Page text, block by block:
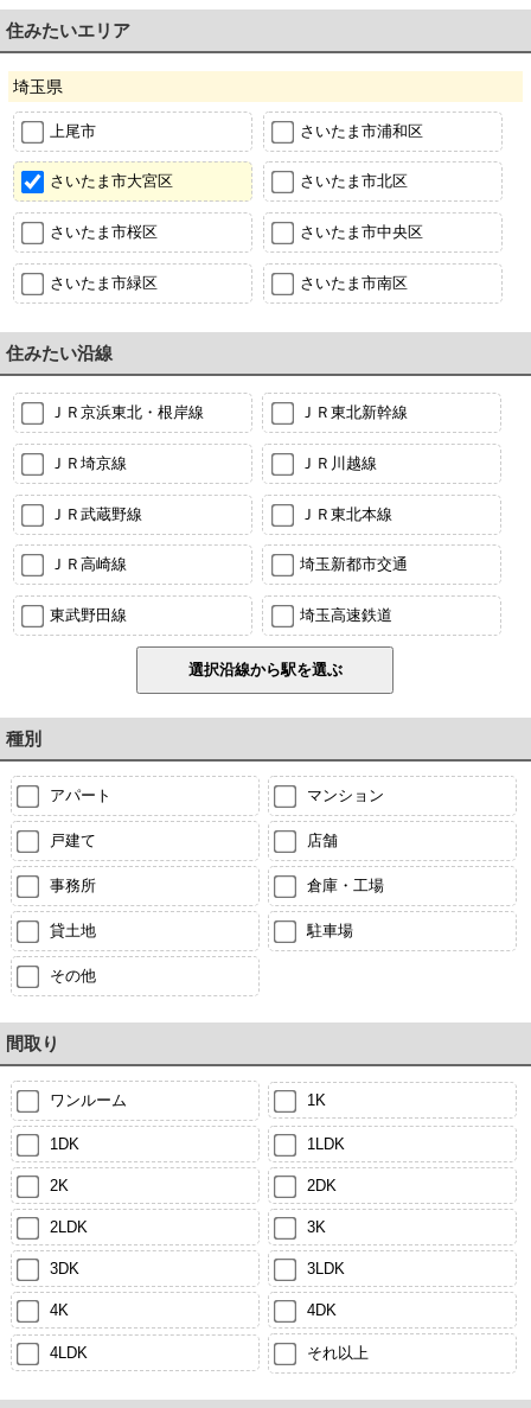
住みたいエリア
埼玉県
上尾市 さいたま市浦和区
さいたま市大宮区 さいたま市北区
さいたま市桜区 さいたま市中央区
さいたま市緑区 さいたま市南区
住みたい沿線
ＪＲ京浜東北・根岸線 ＪＲ東北新幹線
ＪＲ埼京線 ＪＲ川越線
ＪＲ武蔵野線 ＪＲ東北本線
ＪＲ高崎線 埼玉新都市交通
東武野田線 埼玉高速鉄道
種別
アパート マンション
戸建て 店舗
事務所 倉庫・工場
貸土地 駐車場
その他
間取り
ワンルーム 1K
1DK 1LDK
2K 2DK
2LDK 3K
3DK 3LDK
4K 4DK
4LDK それ以上